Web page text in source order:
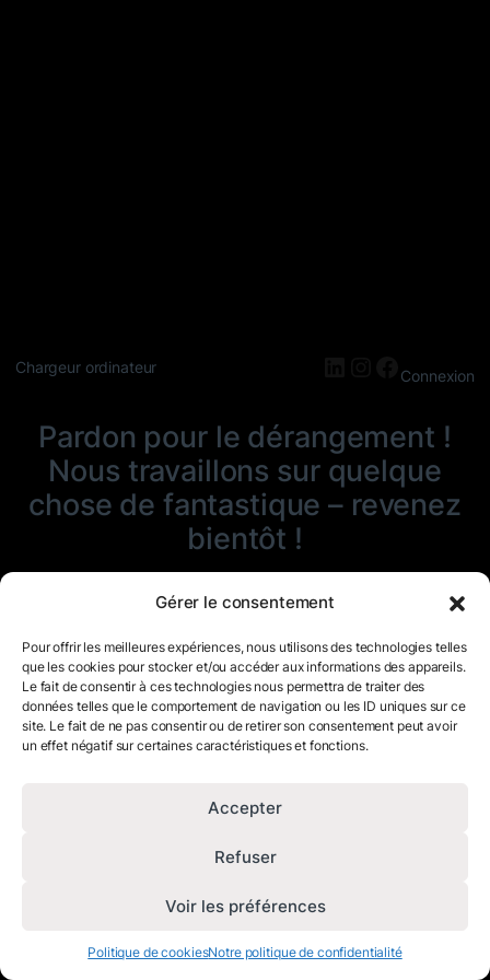
Gérer le consentement
Pour offrir les meilleures expériences, nous utilisons des technologies telles
que les cookies pour stocker et/ou accéder aux informations des appareils.
Le fait de consentir à ces technologies nous permettra de traiter des
données telles que le comportement de navigation ou les ID uniques sur ce
site. Le fait de ne pas consentir ou de retirer son consentement peut avoir
un effet négatif sur certaines caractéristiques et fonctions.
Accepter
Refuser
Voir les préférences
Politique de cookiesNotre politique de confidentialité
Chargeur ordinateur LinkedIn
Instagram
Connexion
Pardon pour le dérangement !
Nous travaillons sur quelque
chose de fantastique – revenez
bientôt !